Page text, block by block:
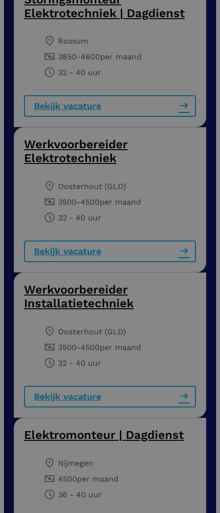
Elektrotechniek | Dagdienst
Rossum
3850-4600per maand
32 - 40 uur
Bekijk vacature
Werkvoorbereider
Elektrotechniek
Oosterhout (GLD)
3500-4500per maand
32 - 40 uur
Bekijk vacature
Werkvoorbereider
Installatietechniek
Oosterhout (GLD)
3500-4500per maand
32 - 40 uur
Bekijk vacature
Elektromonteur | Dagdienst
Nijmegen
4500per maand
36 - 40 uur